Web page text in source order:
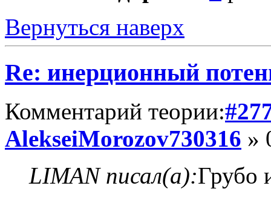
Вернуться наверх
Re: инерционный
Комментарий теории:
AlekseiMorozov730316 »
LIMAN писал(а):Грубо